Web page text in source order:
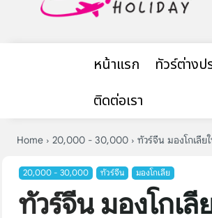
หน้าแรก ทัวร์ต่างป
ติดต่อเรา
Home 20,000 - 30,000 ทัวร์จีน มองโกเลีย
20,000 - 30,000 ทัวร์จีน มองโกเลีย
ทัวร์จีน มองโกเ